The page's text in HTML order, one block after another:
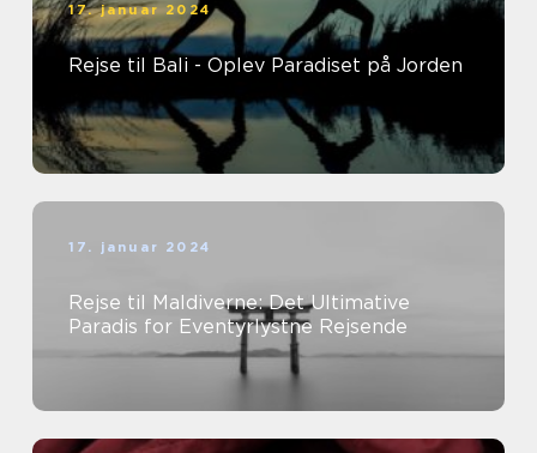
17. januar 2024
Rejse til Bali - Oplev Paradiset på Jorden
17. januar 2024
Rejse til Maldiverne: Det Ultimative
Paradis for Eventyrlystne Rejsende